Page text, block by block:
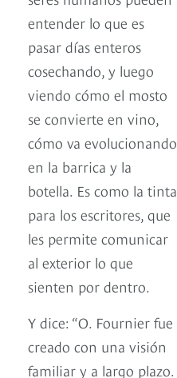
entender lo que es
pasar días enteros
cosechando, y luego
viendo cómo el mosto
se convierte en vino,
cómo va evolucionando
en la barrica y la
botella. Es como la tinta
para los escritores, que
les permite comunicar
al exterior lo que
sienten por dentro.
Y dice: “O. Fournier fue
creado con una visión
familiar y a largo plazo.